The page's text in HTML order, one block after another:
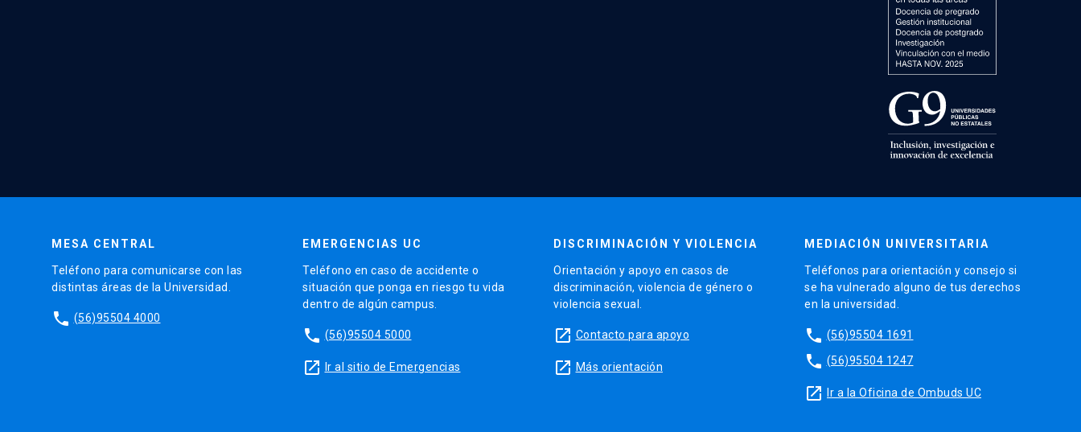
MESA CENTRAL
Teléfono para comunicarse con las
distintas áreas de la Universidad.
phone (56)95504 4000
EMERGENCIAS UC
Teléfono en caso de accidente o
situación que ponga en riesgo tu vida
dentro de algún campus.
phone (56)95504 5000
launch Ir al sitio de Emergencias
DISCRIMINACIÓN Y VIOLENCIA
Orientación y apoyo en casos de
discriminación, violencia de género o
violencia sexual.
launch Contacto para apoyo
launch Más orientación
MEDIACIÓN UNIVERSITARIA
Teléfonos para orientación y consejo si
se ha vulnerado alguno de tus derechos
en la universidad.
phone (56)95504 1691
phone (56)95504 1247
launch Ir a la Oficina de Ombuds UC